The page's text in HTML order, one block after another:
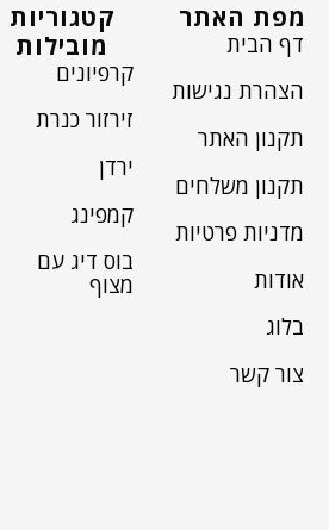
מפת האתר
דף הבית
הצהרת נגישות
תקנון האתר
תקנון משלחים
מדניות פרטיות
אודות
בלוג
צור קשר
קטגוריות
מובילות
קרפיונים
זירזור כנרת
ירדן
קמפינג
בוס דיג עם
מצוף